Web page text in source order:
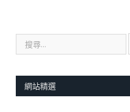
網站精選